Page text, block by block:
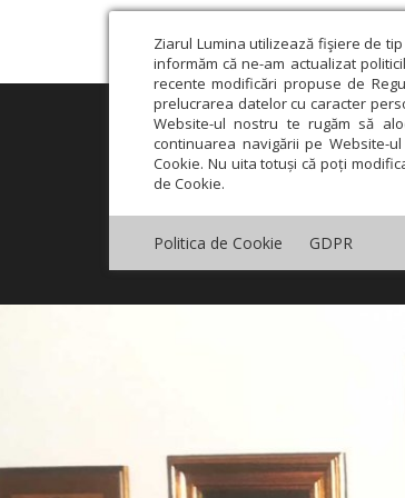
Ziarul Lumina utilizează fişiere de
informăm că ne-am actualizat
recente modificări propuse de
prelucrarea datelor cu caracter
Website-ul nostru te rugăm să
continuarea navigării pe Website-
Cookie. Nu uita totuși că poți
de Cookie.
Politica de Cookie GDPR